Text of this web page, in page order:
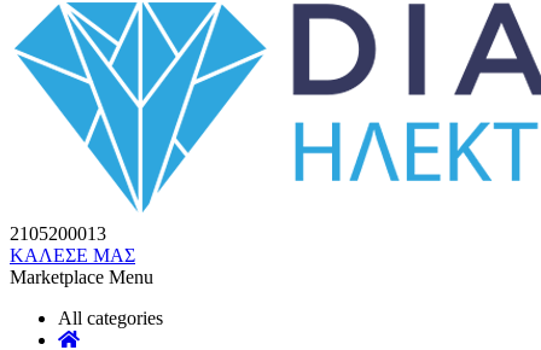
2105200013
ΚΑΛΕΣΕ ΜΑΣ
Marketplace Menu
All categories